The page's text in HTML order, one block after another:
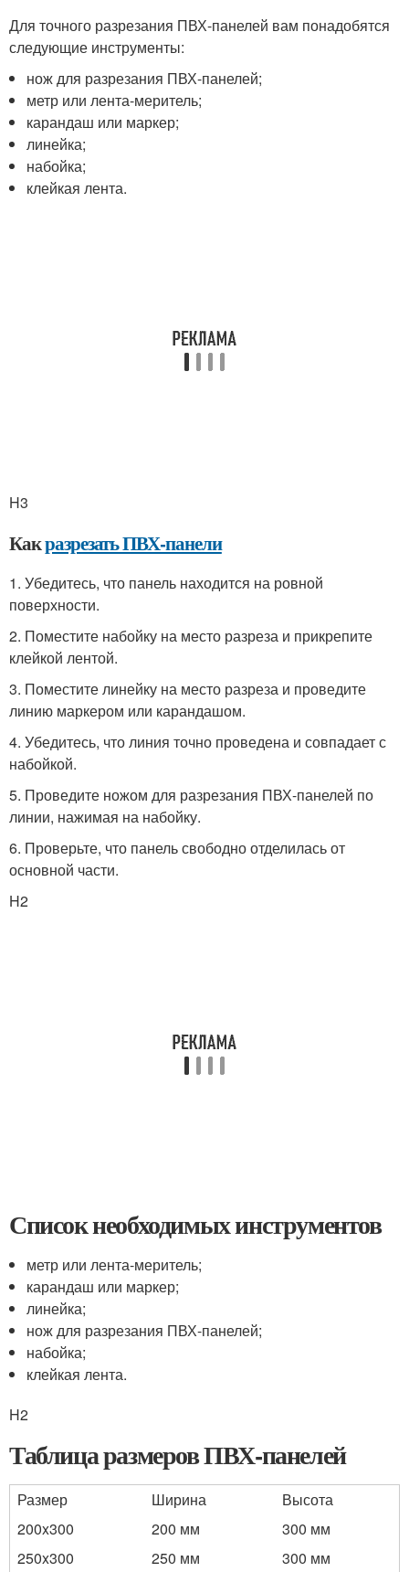
Для точного разрезания ПВХ-панелей вам понадобятся
следующие инструменты:
нож для разрезания ПВХ-панелей;
метр или лента-меритель;
карандаш или маркер;
линейка;
набойка;
клейкая лента.
H3
Какразрезать ПВХ-панели
1. Убедитесь, что панель находится на ровной
поверхности.
2. Поместите набойку на место разреза и прикрепите
клейкой лентой.
3. Поместите линейку на место разреза и проведите
линию маркером или карандашом.
4. Убедитесь, что линия точно проведена и совпадает с
набойкой.
5. Проведите ножом для разрезания ПВХ-панелей по
линии, нажимая на набойку.
6. Проверьте, что панель свободно отделилась от
основной части.
H2
Список необходимых инструментов
метр или лента-меритель;
карандаш или маркер;
линейка;
нож для разрезания ПВХ-панелей;
набойка;
клейкая лента.
H2
Таблица размеров ПВХ-панелей
Размер Ширина
Высота
200x300
200 мм
300 мм
250x300
250 мм 300 мм